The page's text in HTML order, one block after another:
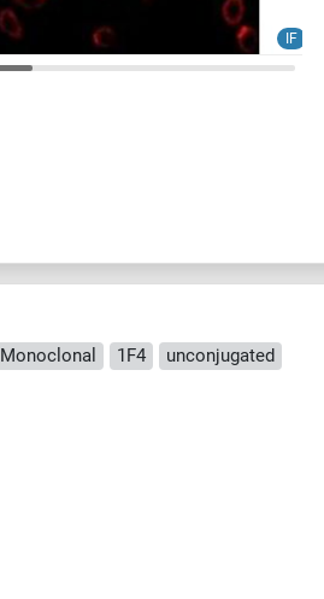
IF
Monoclonal 1F4 unconjugated